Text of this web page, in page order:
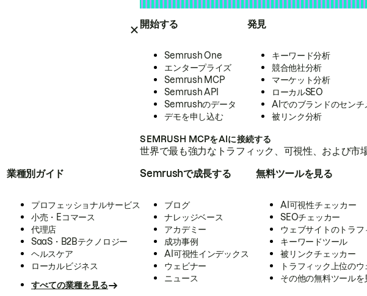
開始する
Semrush One
エンタープライズ
Semrush MCP
Semrush API
Semrushのデータ
デモを申し込む
発見
キーワード分析
競合他社分析
マーケット分析
ローカルSEO
AIでのブランドのセンチ
被リンク分析
SEMRUSH MCPをAIに接続する
世界で最も強力なトラフィック、可視性、および
業種別ガイド
プロフェッショナルサービス
小売・Eコマース
代理店
SaaS・B2Bテクノロジー
ヘルスケア
ローカルビジネス
すべての業種を見る
Semrushで成長する
ブログ
ナレッジベース
アカデミー
成功事例
AI可視性インデックス
ウェビナー
ニュース
無料ツールを見る
AI可視性チェッカー
SEOチェッカー
ウェブサイトのトラ
キーワードツール
被リンクチェッカー
トラフィック上位の
その他の無料ツールを